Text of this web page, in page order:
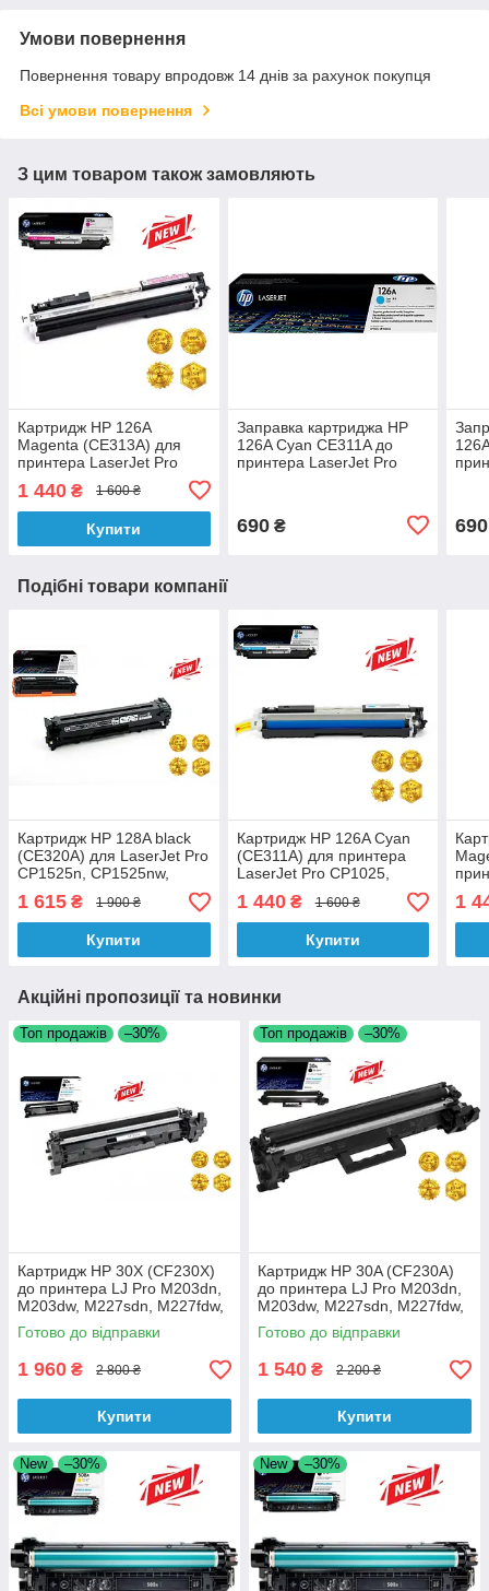
Умови повернення
Повернення товару впродовж 14 днів за рахунок покупця
Всі умови повернення
З цим товаром також замовляють
Картридж HP 126A
Magenta (CE313A) для
принтера LaserJet Pro
CP1025, CP1025nw, M275,
M175a, M175nw аналог
1 440 ₴ 1 600 ₴
Купити
Заправка картриджа HP
126A Cyan CE311A до
принтера LaserJet Pro
690₴ 690
Подібні товари компанії
Картридж HP 128A black
(CE320A) для LaserJet Pro
CP1525n, CP1525nw,
CM1415fn, CM1415fnw
аналог
1 615 ₴ 1 900 ₴
Купити
Картридж HP 126A Cyan
(CE311A) для принтера
LaserJet Pro CP1025,
CP1025nw, M275, M175a,
M175nw аналог
1 440₴ 1 600 ₴
Купити
1
Акційні пропозиції та новинки
Топ продажів –30%
Картридж HP 30X (CF230X)
до принтера LJ Pro M203dn,
M203dw, M227sdn, M227fdw,
M227fdn аналог
Готово до відправки
1 960 ₴ 2 800 ₴
Купити
Топ продажів –30%
Картридж HP 30A (CF230A)
до принтера LJ Pro M203dn,
M203dw, M227sdn, M227fdw,
M227fdn аналог
Готово до відправки
1 540 ₴ 2 200 ₴
Купити
New –30% New –30%